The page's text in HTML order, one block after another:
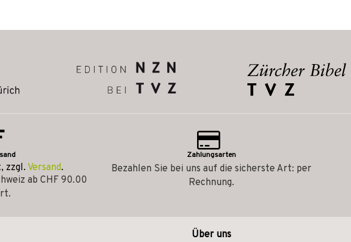
zzgl. Versand.
ab CHF 90.00
Zahlungsarten
Bezahlen Sie bei uns auf die sicherste Art: per
Rechnung.
Über uns